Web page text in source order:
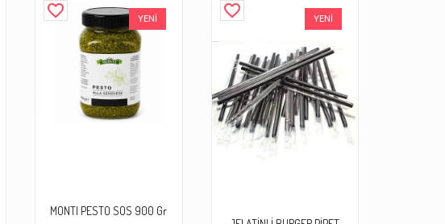
favorite_border YENİ
MONTI PESTO SOS 900 Gr
favorite_border YENİ